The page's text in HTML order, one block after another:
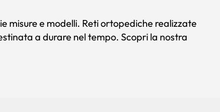
misure e modelli. Reti ortopediche realizzate
a durare nel tempo. Scopri la nostra